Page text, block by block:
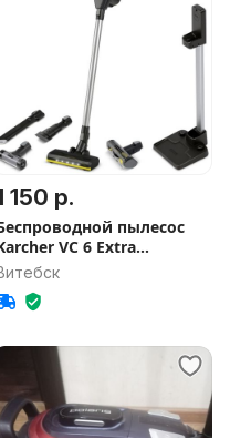
150 р.
пылесос
VC 6 Extra